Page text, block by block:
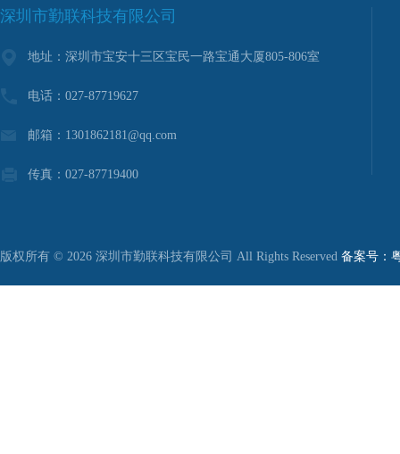
深圳市勤联科技有限公司
地址：深圳市宝安十三区宝民一路宝通大厦805-806室
电话：027-87719627
邮箱：1301862181@qq.com
传真：027-87719400
版权所有 © 2026 深圳市勤联科技有限公司 All Rights Reserved 备案号：